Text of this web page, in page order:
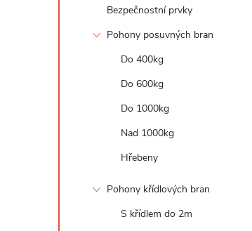
Bezpečnostní prvky
Pohony posuvných bran
Do 400kg
Do 600kg
Do 1000kg
Nad 1000kg
Hřebeny
Pohony křídlových bran
S křídlem do 2m